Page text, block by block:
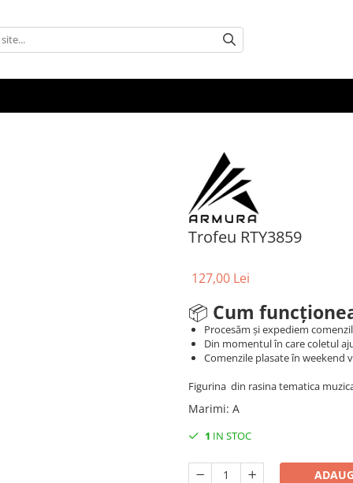
Trofeu RTY3859
127,00 Lei
📦 Cum
Procesăm și expediem
Din momentul în care coletul
Comenzile plasate în weekend
Figurina din rasina tematica
Marimi: A
1 IN STOC